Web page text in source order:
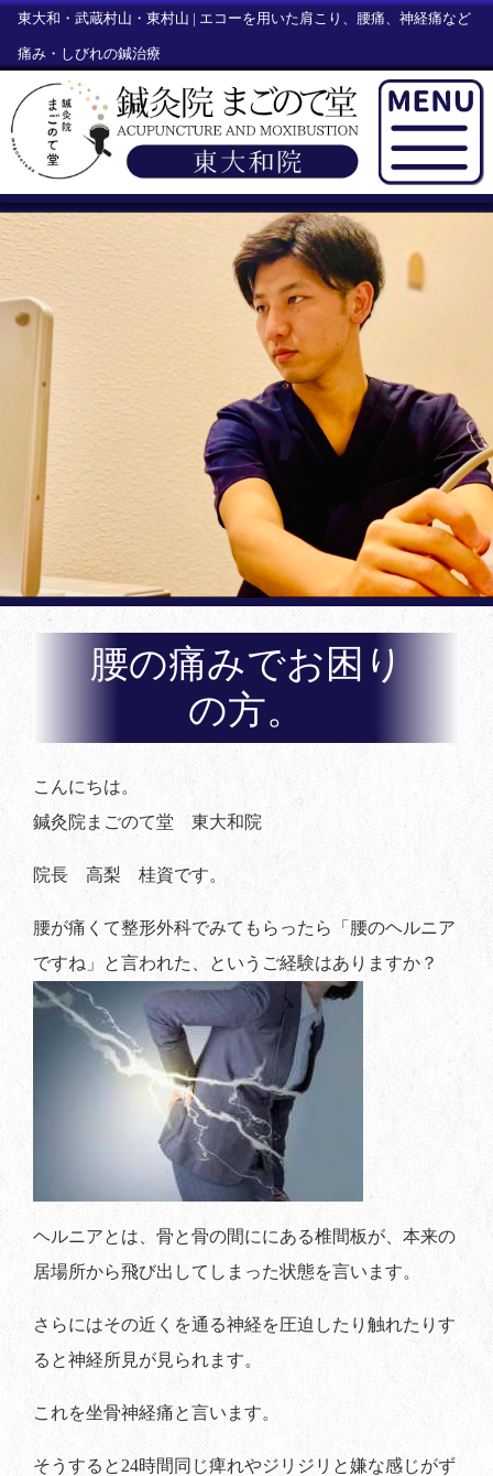
東大和・武蔵村山・東村山 | エコーを用いた肩こり、腰痛、神経痛など
痛み・しびれの鍼治療
腰の痛みでお困り
の方。
こんにちは。
鍼灸院まごのて堂 東大和院
院長 高梨 桂資です。
腰が痛くて整形外科でみてもらったら「腰のヘルニア
ですね」と言われた、というご経験はありますか？
ヘルニアとは、骨と骨の間ににある椎間板が、本来の
居場所から飛び出してしまった状態を言います。
さらにはその近くを通る神経を圧迫したり触れたりす
ると神経所見が見られます。
これを坐骨神経痛と言います。
そうすると24時間同じ痺れやジリジリと嫌な感じがず